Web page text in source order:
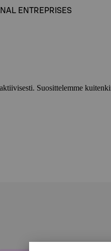
ENTREPRISES
Suosittelemme